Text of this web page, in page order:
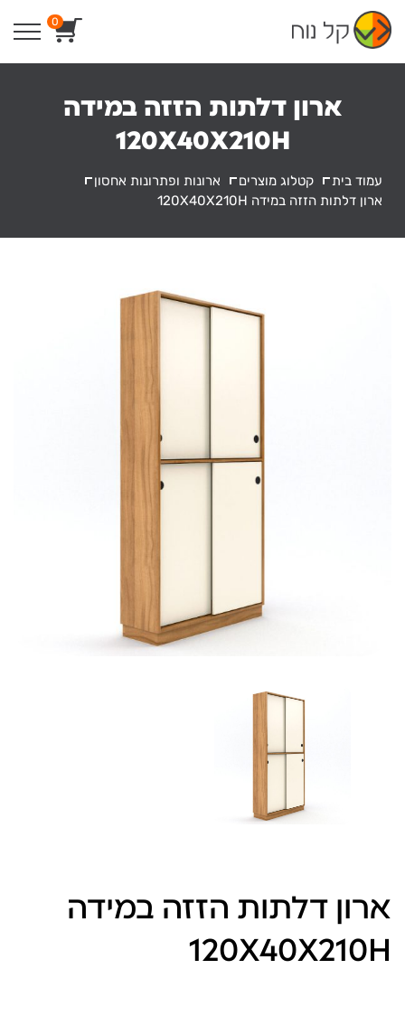
content
0
ארון דלתות הזזה במידה
120X40X210H
עמוד בית קטלוג מוצרים
ארונות ופתרונות אחסון
ארון דלתות הזזה במידה 120X40X210H
ארון דלתות הזזה במידה
120X40X210H